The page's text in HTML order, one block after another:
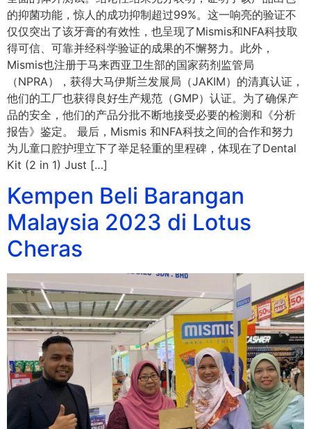
的抑菌功能，惊人的成功抑制超过99%。这一响亮的验证不
仅仅突出了该牙膏的有效性，也呈现了Mismis和NFA科技取
得可信、可靠并经科学验证的成果的不懈努力。此外，
Mismis也注册于马来西亚卫生部的国家药剂监管局
（NPRA），获得大马伊斯兰发展局（JAKIM）的清真认证，
他们的工厂也获得良好生产规范（GMP）认证。为了确保产
品的安全，他们的产品分批不断地接受必要的检测和《分析
报告》鉴定。 最后，Mismis 和NFA科技之间的合作和努力
为儿童口腔护理立下了举足轻重的里程碑，体现在了Dental
Kit (2 in 1) Just […]
Kempen Beli Barangan
Malaysia 2023 di Lotus
Cheras